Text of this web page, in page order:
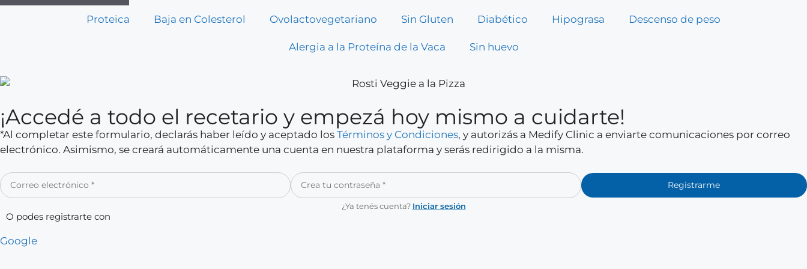
Proteica Baja en Colesterol Ovolactovegetariano Sin Gluten Diabético Hipograsa Descenso de peso
Alergia a la Proteína de la Vaca Sin huevo
¡Accedé a todo el recetario y empezá hoy mismo a cuidarte!
*Al completar este formulario, declarás haber leído y aceptado los Términos y Condiciones, y autorizás a Medify Clinic a enviarte comunicaciones por correo
electrónico. Asimismo, se creará automáticamente una cuenta en nuestra plataforma y serás redirigido a la misma.
Registrarme
¿Ya tenés cuenta? Iniciar sesión
O podes registrarte con
Google